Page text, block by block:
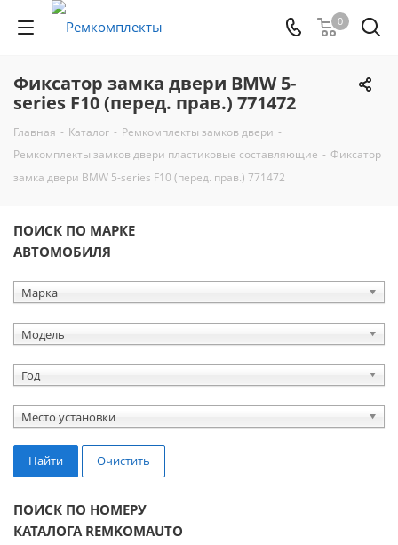
0
Фиксатор замка двери BMW 5-
series F10 (перед. прав.) 771472
Главная - Каталог - Ремкомплекты замков двери -
Ремкомплекты замков двери пластиковые составляющие - Фиксатор
замка двери BMW 5-series F10 (перед. прав.) 771472
ПОИСК ПО МАРКЕ
АВТОМОБИЛЯ
Марка
Модель
Год
Место установки
Найти Очистить
ПОИСК ПО НОМЕРУ
КАТАЛОГА REMKOMAUTO